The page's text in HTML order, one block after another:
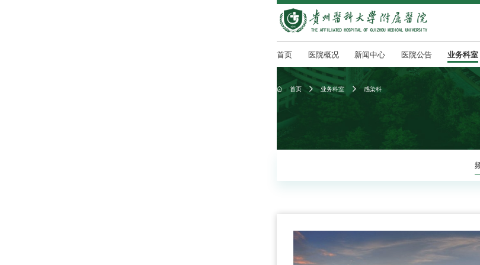
首页 医院概况 新闻中心 医院公告 业务科室
 首页  业务科室  感染科